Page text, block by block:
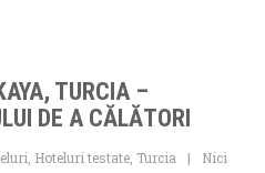
TURCIA –
DE A CĂLĂTORI
, Hoteluri testate, Turcia
Nici